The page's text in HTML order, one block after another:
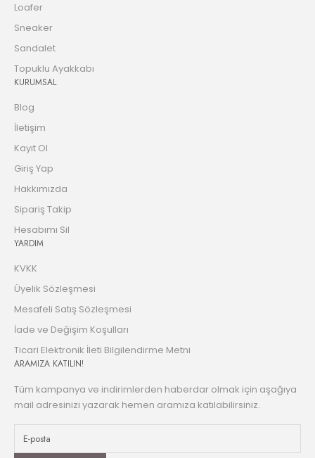
Loafer
Sneaker
Sandalet
Topuklu Ayakkabı
KURUMSAL
Blog
İletişim
Kayıt Ol
Giriş Yap
Hakkımızda
Sipariş Takip
Hesabımı Sil
YARDIM
KVKK
Üyelik Sözleşmesi
Mesafeli Satış Sözleşmesi
İade ve Değişim Koşulları
Ticari Elektronik İleti Bilgilendirme Metni
ARAMIZA KATILIN!
Tüm kampanya ve indirimlerden haberdar olmak için aşağıya
mail adresinizi yazarak hemen aramıza katılabilirsiniz.